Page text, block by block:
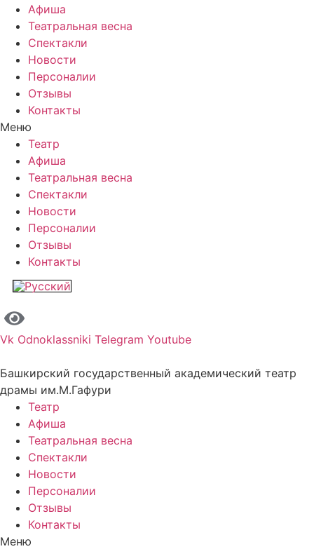
Афиша
Театральная весна
Спектакли
Новости
Персоналии
Отзывы
Контакты
Меню
Театр
Афиша
Театральная весна
Спектакли
Новости
Персоналии
Отзывы
Контакты
Vk Odnoklassniki Telegram Youtube
Башкирский государственный академический театр
драмы им.М.Гафури
Театр
Афиша
Театральная весна
Спектакли
Новости
Персоналии
Отзывы
Контакты
Меню